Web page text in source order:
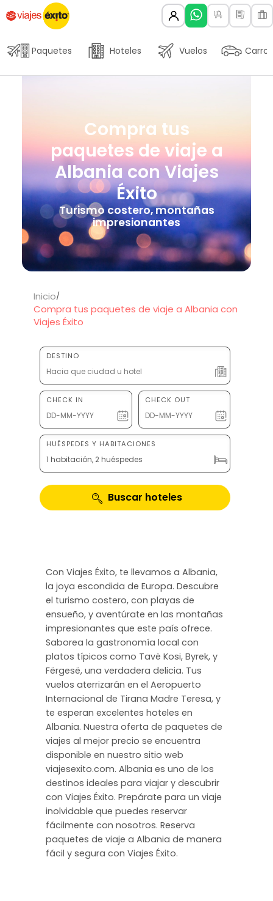
Paquetes Hoteles Vuelos Carros
Compra tus
paquetes de viaje a
Albania con Viajes
Éxito
Turismo costero, montañas
impresionantes
Inicio
Compra tus paquetes de viaje a Albania con
Viajes Éxito
DESTINO
CHECK IN CHECK OUT
HUÉSPEDES Y HABITACIONES
1 habitación, 2 huéspedes
Buscar hoteles
Con Viajes Éxito, te llevamos a Albania,
la joya escondida de Europa. Descubre
el turismo costero, con playas de
ensueño, y aventúrate en las montañas
impresionantes que este país ofrece.
Saborea la gastronomía local con
platos típicos como Tavë Kosi, Byrek, y
Fërgesë, una verdadera delicia. Tus
vuelos aterrizarán en el Aeropuerto
Internacional de Tirana Madre Teresa, y
te esperan excelentes hoteles en
Albania. Nuestra oferta de paquetes de
viajes al mejor precio se encuentra
disponible en nuestro sitio web
viajesexito.com. Albania es uno de los
destinos ideales para viajar y descubrir
con Viajes Éxito. Prepárate para un viaje
inolvidable que puedes reservar
fácilmente con nosotros. Reserva
paquetes de viaje a Albania de manera
fácil y segura con Viajes Éxito.